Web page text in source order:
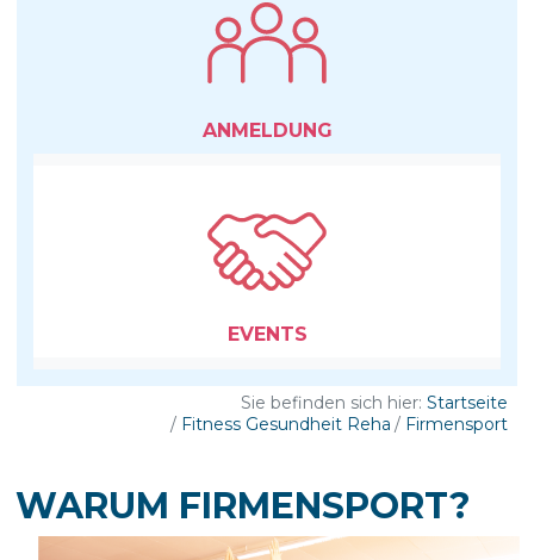
ANMELDUNG
EVENTS
Sie befinden sich hier: Startseite
Fitness Gesundheit Reha
Firmensport
WARUM FIRMENSPORT?